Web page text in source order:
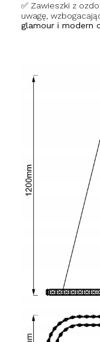
✅ Zawieszki z
uwagę,
glamour i modern